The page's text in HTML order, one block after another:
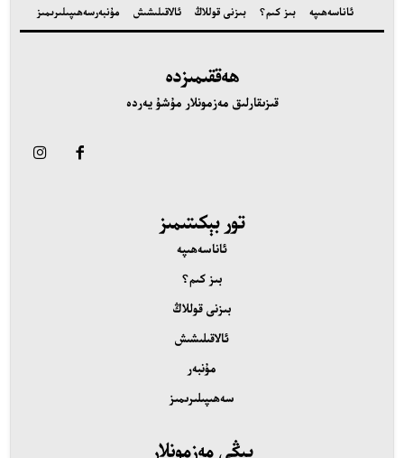
ئاناسەھىپە بىز كىم؟ بىزنى قوللاڭ ئالاقىلىشىش مۇنبەرسەھىپىلىرىمىز
ھەققىمىزدە
قىزىقارلىق مەزمونلار مۇشۇ يەردە
تور بېكىتىمىز
ئاناسەھىپە
بىز كىم؟
بىزنى قوللاڭ
ئالاقىلىشىش
مۇنبەر
سەھىپىلىرىمىز
يېڭى مەزمونلار